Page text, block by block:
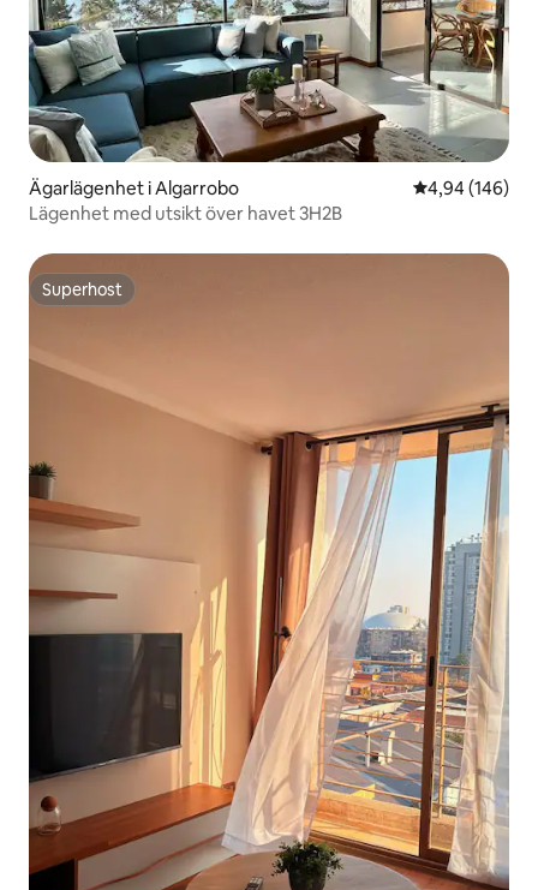
Ägarlägenhet i Algarrobo 4,94 av 5 i
4,94 (146)
Lägenhet med utsikt över havet 3H2B
Superhost
Superhost